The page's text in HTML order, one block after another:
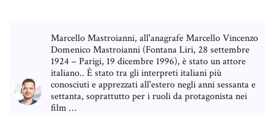
Marcello Mastroianni, all'anagrafe Marcello Vincenzo
Domenico Mastroianni (Fontana Liri, 28 settembre
1924 – Parigi, 19 dicembre 1996), è stato un attore
italiano.. È stato tra gli interpreti italiani più
conosciuti e apprezzati all'estero negli anni sessanta e
settanta, soprattutto per i ruoli da protagonista nei
film …